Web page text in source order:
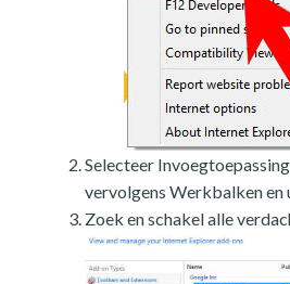
Selecteer
vervolgens Werkbalken en
Zoek en schakel alle